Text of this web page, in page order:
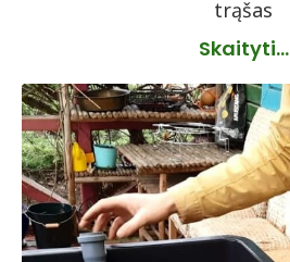
trąšas
Skaityti...